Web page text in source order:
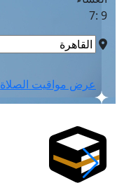
9 :7
عرض مواقيت الصلاة